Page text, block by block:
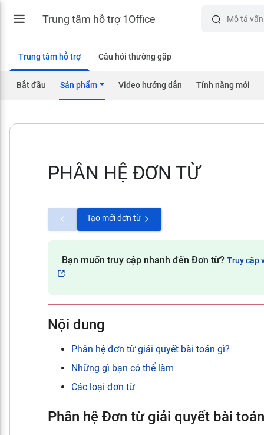
Trung tâm hỗ trợ 1Office
Trung tâm hỗ trợ Câu hỏi thường gặp
Bắt đầu Sản phẩm Video hướng dẫn Tính năng mới
PHÂN HỆ ĐƠN TỪ
Tạo mới đơn từ
Bạn muốn truy cập nhanh đến Đơn từ? Truy cập
Nội dung
Phân hệ đơn từ giải quyết bài toán gì?
Những gì bạn có thể làm
Các loại đơn từ
Phân hệ Đơn từ giải quyết bài